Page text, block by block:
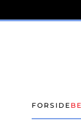
Skip to main
FORSIDE